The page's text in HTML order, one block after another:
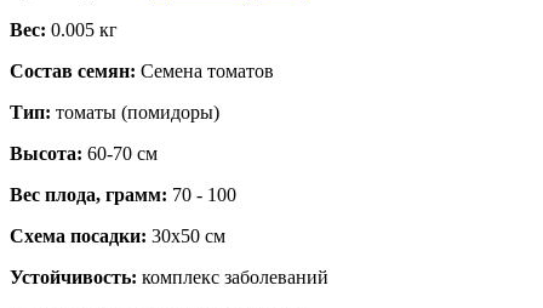
Вес: 0.005 кг
Состав семян: Семена томатов
Тип: томаты (помидоры)
Высота: 60-70 см
Вес плода, грамм: 70 - 100
Схема посадки: 30х50 см
Устойчивость: комплекс заболеваний